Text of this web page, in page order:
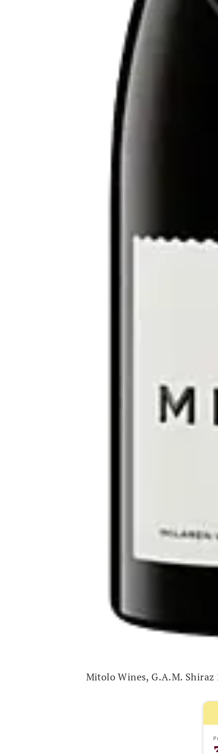
Mitolo Wines, G.A.M. Shiraz